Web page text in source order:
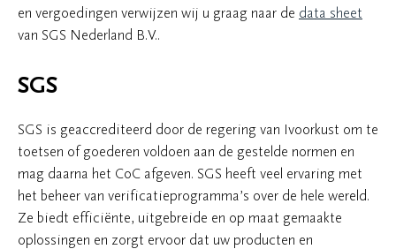
en vergoedingen verwijzen wij u graag naar de data sheet
van SGS Nederland B.V..
SGS
SGS is geaccrediteerd door de regering van Ivoorkust om te
toetsen of goederen voldoen aan de gestelde normen en
mag daarna het CoC afgeven. SGS heeft veel ervaring met
het beheer van verificatieprogramma’s over de hele wereld.
Ze biedt efficiënte, uitgebreide en op maat gemaakte
oplossingen en zorgt ervoor dat uw producten en